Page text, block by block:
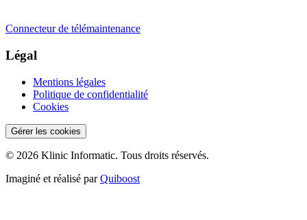
Connecteur de télémaintenance
Légal
Mentions légales
Politique de confidentialité
Cookies
Gérer les cookies
© 2026 Klinic Informatic. Tous droits réservés.
Imaginé et réalisé parQuiboost